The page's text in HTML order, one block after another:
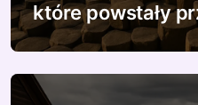
które powstały